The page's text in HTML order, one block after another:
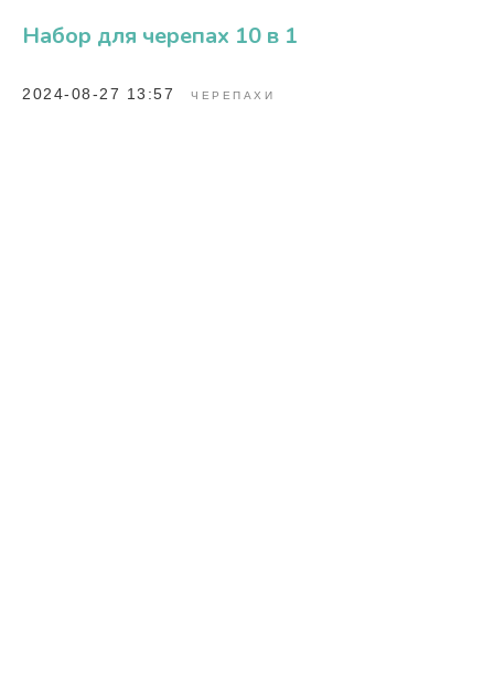
Набор для черепах 10 в 1
2024-08-27 13:57 ЧЕРЕПАХИ